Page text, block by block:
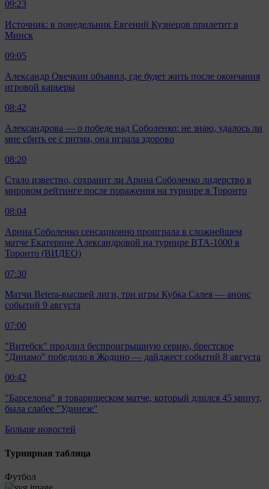
09:23
Источник: в понедельник Евгений Кузнецов прилетит в
Минск
09:05
Александр Овечкин объявил, где будет жить после окончания
игровой карьеры
08:42
Александрова — о победе над Соболенко: не знаю, удалось ли
мне сбить ее с ритма, она играла здорово
08:20
Стало известно, сохранит ли Арина Соболенко лидерство в
мировом рейтинге после поражения на турнире в Торонто
08:04
Арина Соболенко сенсационно проиграла в сложнейшем
матче Екатерине Александровой на турнире ВТА-1000 в
Торонто (ВИДЕО)
07:30
Матчи Beterа-высшей лиги, три игры Кубка Салея — анонс
событий 9 августа
07:00
"Витебск" продлил беспроигрышную серию, брестское
"Динамо" победило в Жодино — дайджест событий 8 августа
00:42
"Барселона" в товарищеском матче, который длился 45 минут,
была слабее "Удинезе"
Больше новостей
Турнирная таблица
Футбол